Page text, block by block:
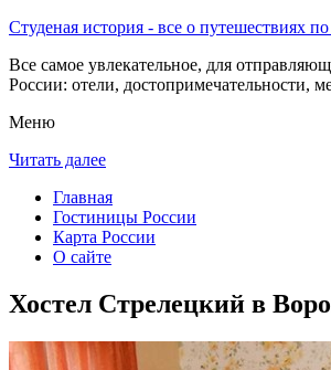
Студеная история - все о путешествиях
Все самое увлекательное, для
России: отели, достопримечательности,
Меню
Читать далее
Главная
Гостиницы России
Карта России
О сайте
Хостел Стрелецкий в